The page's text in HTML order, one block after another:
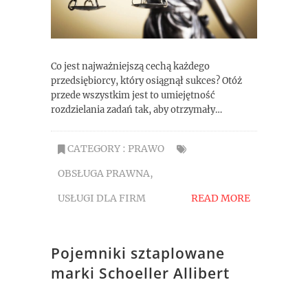
Co jest najważniejszą cechą każdego
przedsiębiorcy, który osiągnął sukces? Otóż
przede wszystkim jest to umiejętność
rozdzielania zadań tak, aby otrzymały…
CATEGORY : PRAWO
OBSŁUGA PRAWNA,
USŁUGI DLA FIRM
READ MORE
Pojemniki sztaplowane
marki Schoeller Allibert